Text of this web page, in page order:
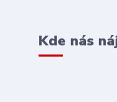
Kde nás